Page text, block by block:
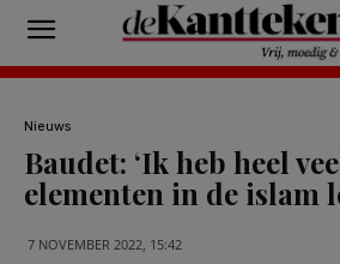
Nieuws
Baudet: ‘Ik heb heel
elementen in de islam
7 NOVEMBER 2022, 15:42